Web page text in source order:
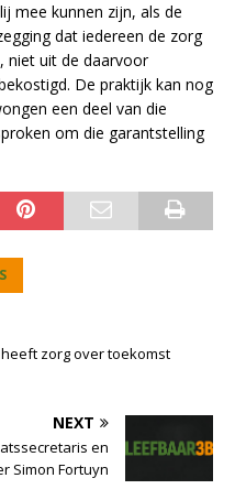
mee kunnen zijn, als de
dat iedereen de zorg
niet uit de daarvoor
De praktijk kan nog
een deel van die
om die garantstelling
zorg over toekomst
NEXT
en
Simon Fortuyn